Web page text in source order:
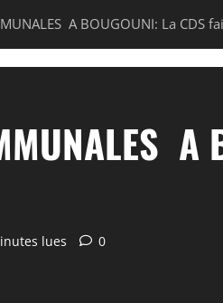
A BOUGOUNI: La CDS
lues 0